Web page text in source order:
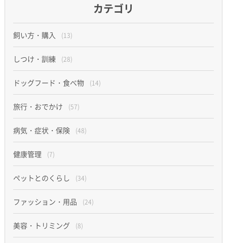
カテゴリ
飼い方・購入 (13)
しつけ・訓練 (28)
ドッグフード・食べ物 (14)
旅行・おでかけ (57)
病気・症状・保険 (48)
健康管理 (7)
ペットとのくらし (34)
ファッション・用品 (24)
美容・トリミング (8)